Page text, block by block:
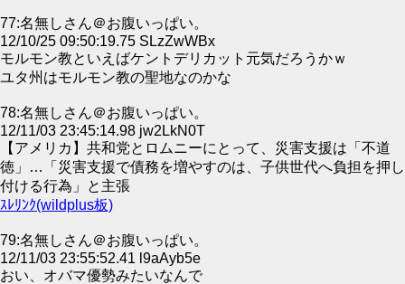
77:名無しさん＠お腹いっぱい。
12/10/25 09:50:19.75 SLzZwWBx
モルモン教といえばケントデリカット元気だろうかｗ
ユタ州はモルモン教の聖地なのかな
78:名無しさん＠お腹いっぱい。
12/11/03 23:45:14.98 jw2LkN0T
【アメリカ】共和党とロムニーにとって、災害支援は「不道
徳」…「災害支援で債務を増やすのは、子供世代へ負担を押し
付ける行為」と主張
ｽﾚﾘﾝｸ(wildplus板)
79:名無しさん＠お腹いっぱい。
12/11/03 23:55:52.41 l9aAyb5e
おい、オバマ優勢みたいなんで